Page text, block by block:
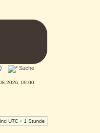
Suche
09:00
UTC + 1 Stunde